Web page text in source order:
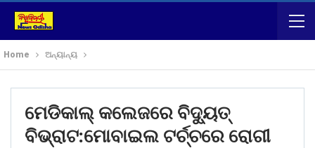
Home ଅନ୍ୟାନ୍ୟ
ମେଡିକାଲ୍ କଲେଜରେ ବିଦୁ୍ୟତ୍
ବିଭ୍ରାଟ:ମୋବାଇଲ ଟର୍ଚ୍ଚରେ ରୋଗୀ